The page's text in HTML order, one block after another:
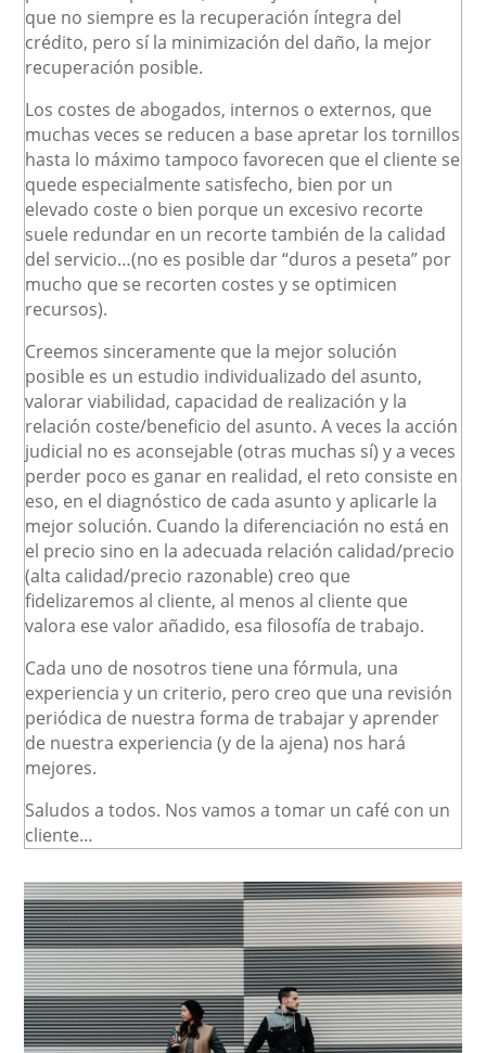
que no siempre es la recuperación íntegra del
crédito, pero sí la minimización del daño, la mejor
recuperación posible.
Los costes de abogados, internos o externos, que
muchas veces se reducen a base apretar los tornillos
hasta lo máximo tampoco favorecen que el cliente se
quede especialmente satisfecho, bien por un
elevado coste o bien porque un excesivo recorte
suele redundar en un recorte también de la calidad
del servicio…(no es posible dar “duros a peseta” por
mucho que se recorten costes y se optimicen
recursos).
Creemos sinceramente que la mejor solución
posible es un estudio individualizado del asunto,
valorar viabilidad, capacidad de realización y la
relación coste/beneficio del asunto. A veces la acción
judicial no es aconsejable (otras muchas sí) y a veces
perder poco es ganar en realidad, el reto consiste en
eso, en el diagnóstico de cada asunto y aplicarle la
mejor solución. Cuando la diferenciación no está en
el precio sino en la adecuada relación calidad/precio
(alta calidad/precio razonable) creo que
fidelizaremos al cliente, al menos al cliente que
valora ese valor añadido, esa filosofía de trabajo.
Cada uno de nosotros tiene una fórmula, una
experiencia y un criterio, pero creo que una revisión
periódica de nuestra forma de trabajar y aprender
de nuestra experiencia (y de la ajena) nos hará
mejores.
Saludos a todos. Nos vamos a tomar un café con un
cliente…